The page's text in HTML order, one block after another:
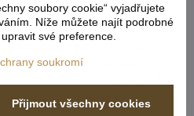
počet v cm ( např. 1,7m = 170cm
barvy. Pokud u jednoho rozměru
popřípadně, jak potřebujete
na 2 stejné kusy ).
soubory cookie“ vyjadřujete
Níže můžete najít podrobné
své preference.
soukromí
Přijmout všechny cookies